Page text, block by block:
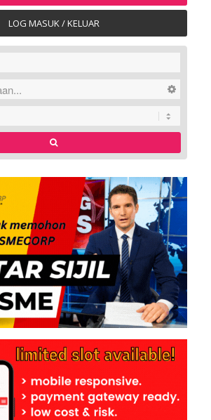
LOG MASUK / KELUAR